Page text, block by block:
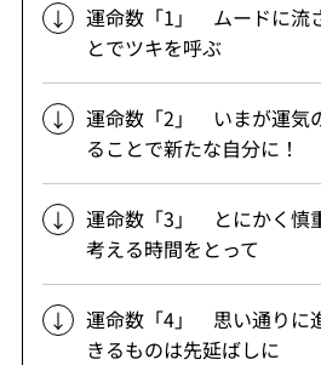
運命数「1」 ムードに流
とでツキを呼ぶ
運命数「2」 いまが運気
ることで新たな自分に！
運命数「3」 とにかく慎
考える時間をとって
運命数「4」 思い通りに
きるものは先延ばしに